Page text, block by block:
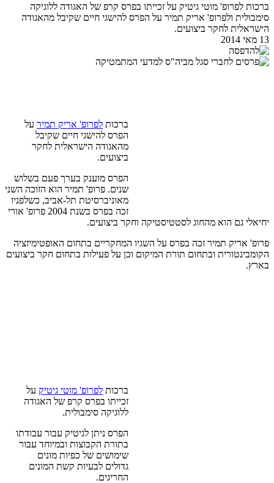
ברכות לפרופ' מוטי גיטיק על זכייתו בפרס קרפ של האגודה ללוגיקה
סימבולית ולפרופ' אריק תמיר על הפרס להישגי חיים שקיבל מהאגודה
הישראלית לחקר ביצועים.
13 מאי 2014
ברכות לפרופ' אריק תמיר על
הפרס להישגי חיים שקיבל
מהאגודה הישראלית לחקר
ביצועים.
הפרס מוענק בערך פעם בשלוש
שנים. פרופ' תמיר הוא הזוכה השני
מאוניברסיטת תל-אביב, כשלפניו
זכה בפרס בשנת 2004 פרופ' אורי
יחיאלי גם הוא מהחוג לסטטיסטיקה וחקר ביצועים.
פרופ' אריק תמיר זכה בפרס על השגיו המחקריים בתחום האופטימיזציה
הקומבינטורית ובתחום תורת המיקום וכן על פעילות בתחום חקר ביצועים
בארץ.
ברכות לפרופ' מוטי גיטיק על
זכייתו בפרס קרפ של האגודה
ללוגיקה סימבולית.
הפרס ניתן לגיטיק עבור עבודתו
בתורת הקבוצות ובמיוחד עבור
שימושים של כפיות מונים
גדולים לבעיות קשת המונים
החריגים.